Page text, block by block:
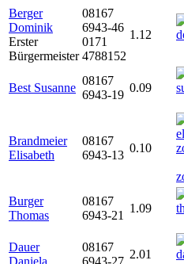
Berger
Dominik
Erster
Bürgermeister
08167
6943-46
0171
4788152
1.12
Best Susanne
08167
6943-19
0.09
Brandmeier
Elisabeth
08167
6943-13
0.10
Burger
Thomas
08167
6943-21
1.09
Dauer
08167
2.01